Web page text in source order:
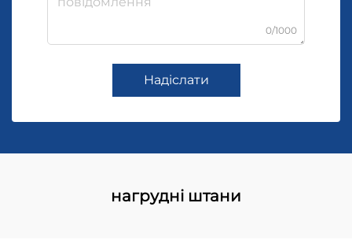
0/1000
Надіслати
нагрудні штани